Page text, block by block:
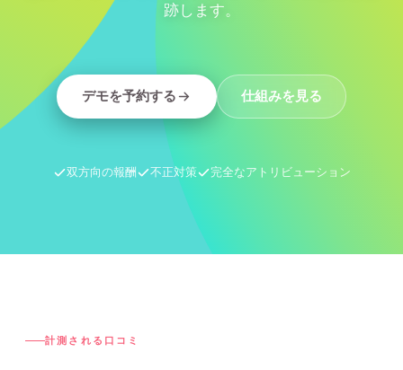
跡します。
デモを予約する 仕組みを見る
双方向の報酬 不正対策 完全なアトリビューション
計測される口コミ